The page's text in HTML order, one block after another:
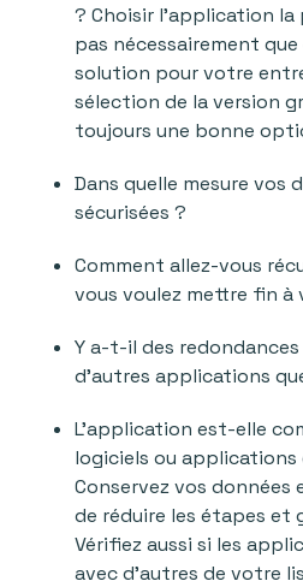
? Choisir l'application la
pas nécessairement
solution pour votre
sélection de la version
toujours une bonne
Dans quelle mesure vos
sécurisées ?
Comment allez-vous
vous voulez mettre fin
Y a-t-il des
d'autres applications
L'application est-elle
logiciels ou
Conservez vos données
de réduire les étapes et
Vérifiez aussi si les
avec d’autres de votre